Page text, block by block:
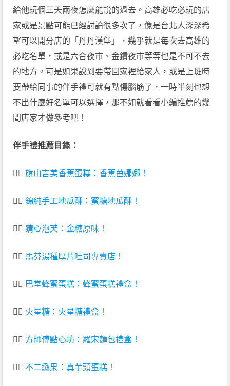
給他玩個三天兩夜怎麼能説的過去。高雄必吃必玩的店
家或是景點可能已經討論很多次了，像是台北人深深希
望可以開分店的「丹丹漢堡」，幾乎就是每次去高雄的
必吃名單，或是六合夜市、金鑽夜市等等也是不可不去
的地方。可是如果說到要帶回家裡給家人，或是上班時
要帶給同事的伴手禮可就有點傷腦筋了，一時半刻也想
不出什麼好名單可以選擇，那不如就看看小編推薦的幾
間店家才做參考吧！
伴手禮推薦目錄：
👉🏻旗山吉美香蕉蛋糕：香蕉芭娜娜！
👉🏻錦純手工地瓜酥：蜜糖地瓜酥！
👉🏻猜心泡芙：金糖原味！
👉🏻 馬芬湯種厚片吐司專賣店！
👉🏻 巴堂蜂蜜蛋糕：蜂蜜蛋糕禮盒！
👉🏻 火星糖：火星糖禮盒！
👉🏻 方師傅點心坊：羅宋麵包禮盒！
👉🏻 不二緻果：真芋頭蛋糕！